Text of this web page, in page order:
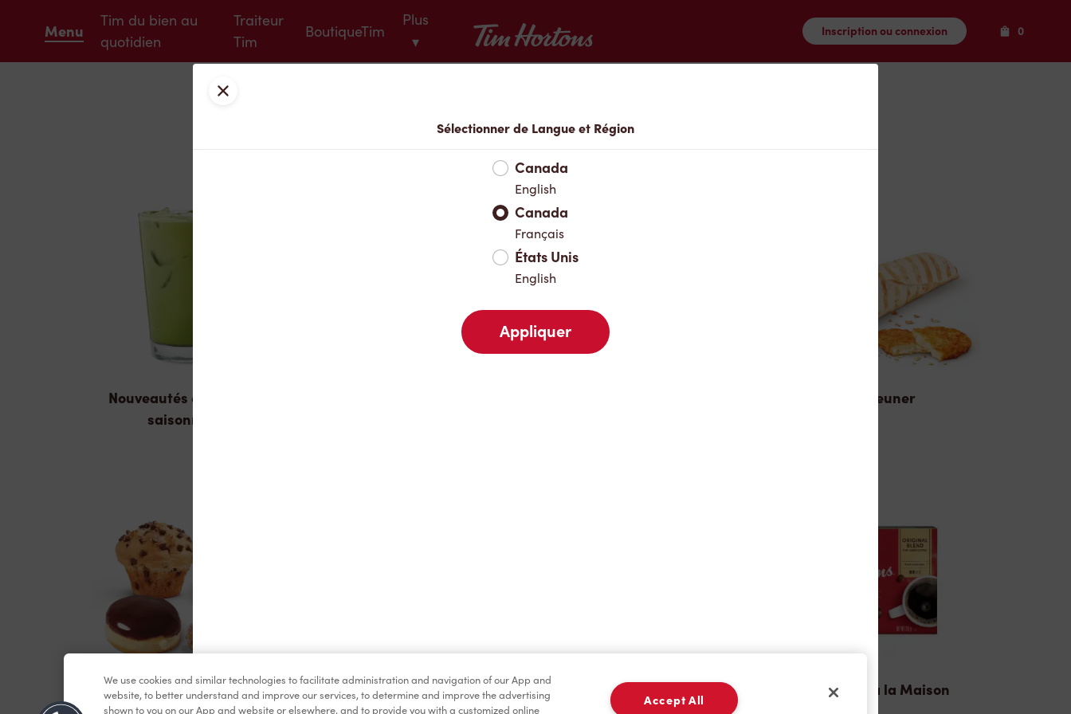
Menu
Tim du bien au
quotidien
Traiteur
Tim
BoutiqueTim
Plus
▾
Tim Hortons
Inscription ou connexion 0Produits
Menu
Nouveautés et produits
saisonniers
Déjeuner
Pâtisseries Marchandises Assaisonnement TimMD à la Maison
Fermer
Sélectionner de Langue et Région
Canada
English
Canada
Français
États Unis
English
Appliquer
We use cookies and similar technologies to facilitate administration and navigation of our App and
website, to better understand and improve our services, to determine and improve the advertising
shown to you on our App and website or elsewhere, and to provide you with a customized online
Accept All